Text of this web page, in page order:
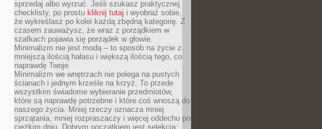
sprzedaj albo wyrzuć. Jeśli szukasz praktycznej
checklisty, po prostu kliknij tutaj i wyobraź sobie,
że wykreślasz po kolei każdą zbędną kategorię. Z
czasem zauważysz, że wraz z porządkiem w
szafkach pojawia się porządek w głowie.
Minimalizm nie jest modą – to sposób na życie z
mniejszą ilością hałasu i większą ilością tego, co
naprawdę Twoje.
Minimalizm we wnętrzach nie polega na pustych
ścianach i jednym krześle na krzyż. To przede
wszystkim świadome wybieranie przedmiotów,
które są naprawdę potrzebne i które coś wnoszą do
naszego życia. Mniej rzeczy oznacza mniej
sprzątania, mniej rozpraszaczy i więcej oddechu po
ciężkim dniu. Dobrym początkiem jest selekcja: